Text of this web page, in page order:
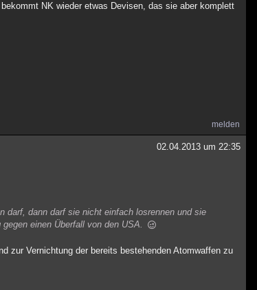
NK wieder etwas Devisen, das sie aber komplett
melden
02.04.2013 um 22:35
darf, dann darf sie nicht einfach losrennen und sie
einen Überfall von den USA.
zur Vernichtung der bereits bestehenden Atomwaffen zu